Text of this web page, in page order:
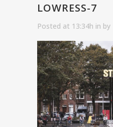
LOWRESS-7
Posted at 13:34h in by